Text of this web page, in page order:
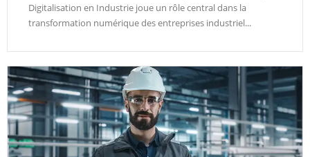
Digitalisation en Industrie joue un rôle central dans la
transformation numérique des entreprises industriel...